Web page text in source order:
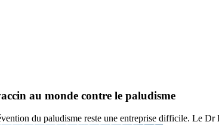
au monde contre le paludisme
du paludisme reste une entreprise difficile. Le Dr